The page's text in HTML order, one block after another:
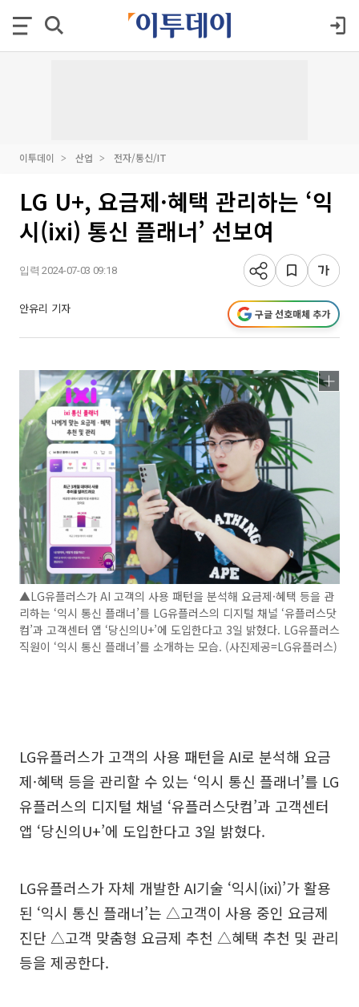
이투데이 산업 전자/통신/IT
LG U+, 요금제·혜택 관리하는 ‘익
시(ixi) 통신 플래너’ 선보여
입력 2024-07-03 09:18
안유리 기자 구글 선호매체 추가
▲LG유플러스가 AI 고객의 사용 패턴을 분석해 요금제·혜택 등을 관
리하는 ‘익시 통신 플래너’를 LG유플러스의 디지털 채널 ‘유플러스닷
컴’과 고객센터 앱 ‘당신의U+’에 도입한다고 3일 밝혔다. LG유플러스
직원이 ‘익시 통신 플래너’를 소개하는 모습. (사진제공=LG유플러스)
LG유플러스가 고객의 사용 패턴을 AI로 분석해 요금
제·혜택 등을 관리할 수 있는 ‘익시 통신 플래너’를 LG
유플러스의 디지털 채널 ‘유플러스닷컴’과 고객센터
앱 ‘당신의U+’에 도입한다고 3일 밝혔다.
LG유플러스가 자체 개발한 AI기술 ‘익시(ixi)’가 활용
된 ‘익시 통신 플래너’는 △고객이 사용 중인 요금제
진단 △고객 맞춤형 요금제 추천 △혜택 추천 및 관리
등을 제공한다.